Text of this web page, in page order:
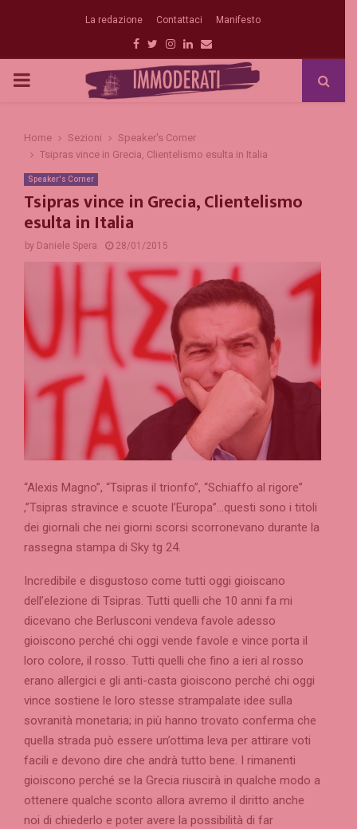
La redazione Contattaci Manifesto
Facebook
Twitter
Instagram
Linkedin
Email
PRIMARY
Home Sezioni
Speaker's Corner
Tsipras vince in Grecia, Clientelismo esulta in Italia
Speaker's Corner
Tsipras vince in Grecia, Clientelismo
esulta in Italia
by Daniele Spera 28/01/2015
“Alexis Magno”, “Tsipras il trionfo”, “Schiaffo al rigore”
,”Tsipras stravince e scuote l’Europa”…questi sono i titoli
dei giornali che nei giorni scorsi scorronevano durante la
rassegna stampa di Sky tg 24.
Incredibile e disgustoso come tutti oggi gioiscano
dell’elezione di Tsipras. Tutti quelli che 10 anni fa mi
dicevano che Berlusconi vendeva favole adesso
gioiscono perché chi oggi vende favole e vince porta il
loro colore, il rosso. Tutti quelli che fino a ieri al rosso
erano allergici e gli anti-casta gioiscono perché chi oggi
vince sostiene le loro stesse strampalate idee sulla
sovranità monetaria; in più hanno trovato conferma che
quella strada può essere un’ottima leva per attirare voti
facili e devono dire che andrà tutto bene. I rimanenti
gioiscono perché se la Grecia riuscirà in qualche modo a
ottenere qualche sconto allora avremo il diritto anche
noi di chiederlo e poter avere la possibilità di far